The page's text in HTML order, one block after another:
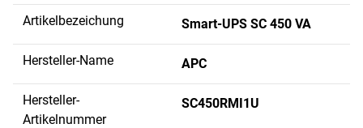
Artikelbezeichung Smart-UPS SC 450 VA
Hersteller-Name APC
Hersteller-
Artikelnummer
SC450RMI1U